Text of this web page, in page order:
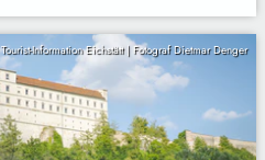
Tourist-Information Eichstätt | Fotograf Dietmar Denger